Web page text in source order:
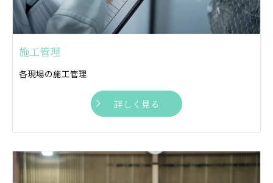
施工管理
各現場の施工管理
詳しく見る